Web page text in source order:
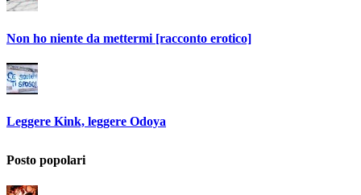
Non ho niente da mettermi [racconto erotico]
Leggere Kink, leggere Odoya
Posto popolari